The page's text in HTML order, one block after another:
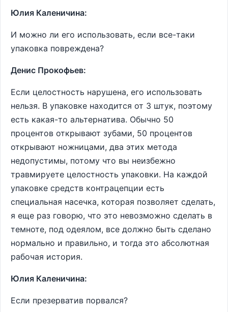
Юлия Каленичина:
И можно ли его использовать, если все-таки
упаковка повреждена?
Денис Прокофьев:
Если целостность нарушена, его использовать
нельзя. В упаковке находится от 3 штук, поэтому
есть какая-то альтернатива. Обычно 50
процентов открывают зубами, 50 процентов
открывают ножницами, два этих метода
недопустимы, потому что вы неизбежно
травмируете целостность упаковки. На каждой
упаковке средств контрацепции есть
специальная насечка, которая позволяет сделать,
я еще раз говорю, что это невозможно сделать в
темноте, под одеялом, все должно быть сделано
нормально и правильно, и тогда это абсолютная
рабочая история.
Юлия Каленичина:
Если презерватив порвался?